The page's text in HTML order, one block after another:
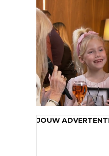
JOUW